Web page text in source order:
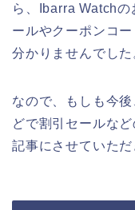
ら、Ibarra Watch
ールやクーポンコ
分かりませんでした
なので、もしも今
どで割引セールな
記事にさせていただ